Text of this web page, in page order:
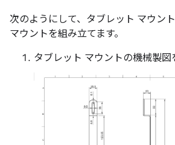
次のようにして、タブレット マウン
マウントを組み立てます。
タブレット マウントの機械製図